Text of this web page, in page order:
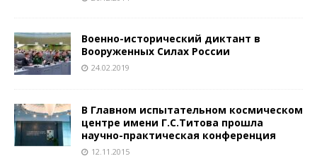
Военно-исторический диктант в
Вооруженных Силах России
24.02.2019
В Главном испытательном космическом
центре имени Г.С.Титова прошла
научно-практическая конференция
12.11.2015